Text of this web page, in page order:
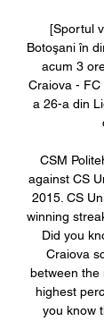
[Sportul
Botoşani în
acum 3
Craiova - FC
a 26-a din
CSM
against CS
2015. CS
winning
Did you
Craiova
between the
highest
you know